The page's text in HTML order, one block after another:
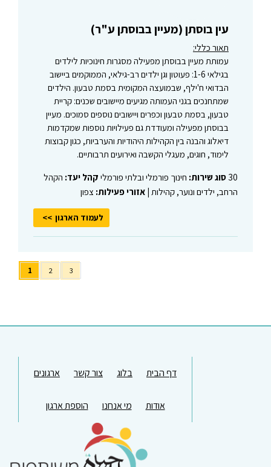
עין בוסתן (מעיין בבוסתן ע"ר)
תאור כללי:
עמותת מעיין בבוסתן מפעילה מסגרות חינוכיות לילדים
בגילאי 1-6: פעוטון וגן ילדים רב-גילאי, הממוקמים ביישוב
הבדואי ח'ילף, שבמועצה המקומית בסמת טבעון. הילדים
שמתחנכים בגני העמותה מגיעים מיישובים שכנים: קריית
טבעון, בסמת טבעון וכפרים ויישובים נוספים סמוכים. מעיין
בבוסתן מפעילה ומעודדת גם פעילויות נוספות שמקדמות
דיאלוג והבנה בין הקהילות היהודיות והערביות, כגון קבוצות
לימוד, חוגים, מעגלי הקשבה ואירועים תרבותיים.
30 סוג שירות: חינוך פורמלי ובלתי פורמלי קהל יעד: הקהל
הרחב, ילדים ונוער, קהילות | אזורי פעילות: צפון
לעמוד הארגון
1 2 3
דף הבית בלוג צור קשר ארגונים
אודות מי אנחנו הוספת ארגון